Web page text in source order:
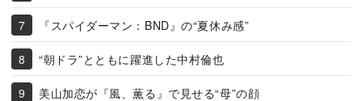
『スパイダーマン：BND』の“夏休み感”
“朝ドラ”とともに躍進した中村倫也
美山加恋が『風、薫る』で見せる“母”の顔